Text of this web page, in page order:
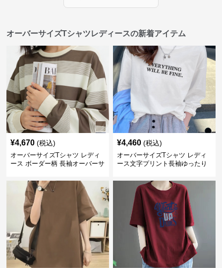
オーバーサイズTシャツレディースの新着アイテム
¥4,670 (税込)
オーバーサイズTシャツ レディ
ース ボーダー柄 長袖オーバーサ
¥4,460 (税込)
オーバーサイズTシャツ レディ
ース文字プリント長袖ゆったり